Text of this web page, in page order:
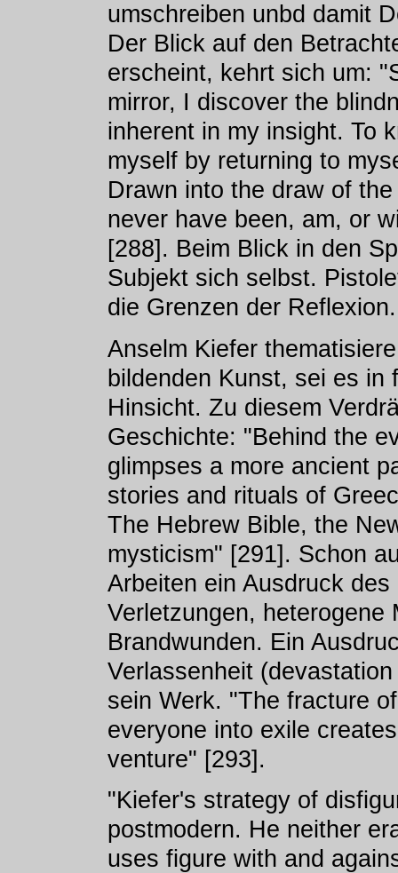
umschreiben unbd damit
Der Blick auf den
erscheint, kehrt sich um:
mirror, I discover the
inherent in my insight. To
myself by returning to
Drawn into the draw of
never have been, am, or
[288]. Beim Blick in den
Subjekt sich selbst.
die Grenzen der Reflexion.
Anselm Kiefer
bildenden Kunst, sei es in
Hinsicht. Zu diesem
Geschichte: "Behind the
glimpses a more ancient
stories and rituals of
The Hebrew Bible, the
mysticism" [291]. Schon
Arbeiten ein Ausdruck
Verletzungen, heterogene
Brandwunden. Ein
Verlassenheit
sein Werk. "The fracture
everyone into exile
venture" [293].
"Kiefer's strategy of
postmodern. He neither
uses figure with and